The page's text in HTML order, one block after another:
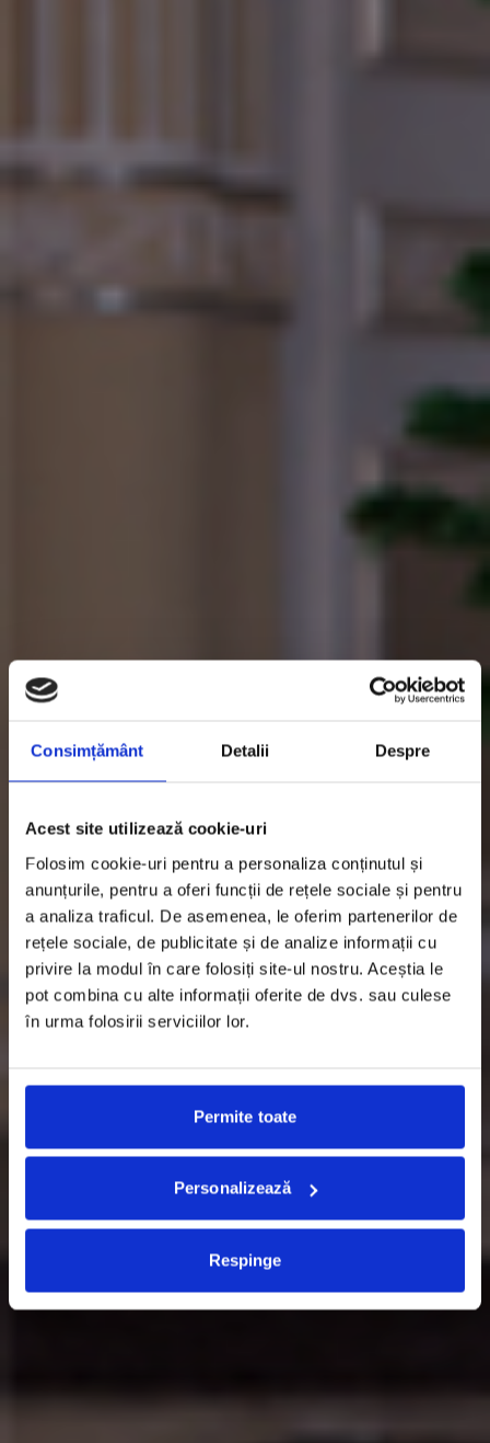
Consimțământ Detalii Despre
Acest site utilizează cookie-uri
Folosim cookie-uri pentru a personaliza conținutul și
anunțurile, pentru a oferi funcții de rețele sociale și pentru
a analiza traficul. De asemenea, le oferim partenerilor de
rețele sociale, de publicitate și de analize informații cu
privire la modul în care folosiți site-ul nostru. Aceștia le
pot combina cu alte informații oferite de dvs. sau culese
în urma folosirii serviciilor lor.
Permite toate
Personalizează
Respinge